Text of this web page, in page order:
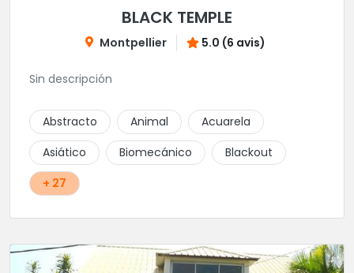
BLACK TEMPLE
Montpellier 5.0 (6 avis)
Sin descripción
Abstracto Animal
Acuarela
Asiático
Biomecánico
Blackout
+ 27